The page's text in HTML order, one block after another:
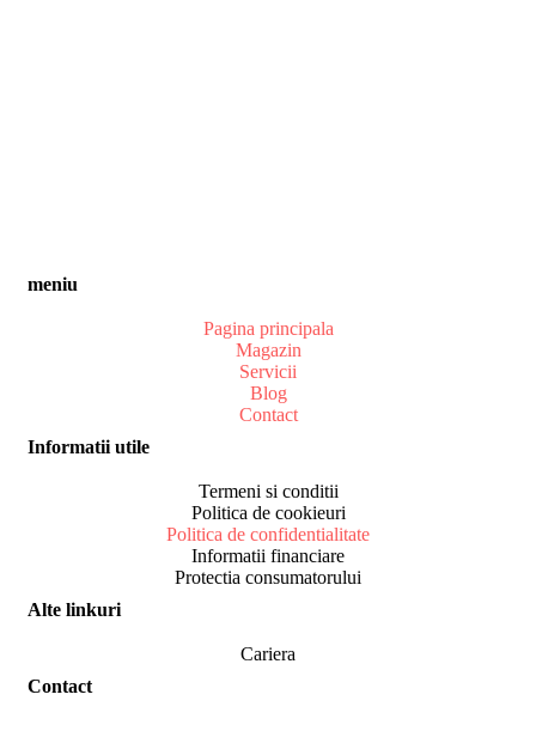
meniu
Pagina principala
Magazin
Servicii
Blog
Contact
Informatii utile
Termeni si conditii
Politica de cookieuri
Politica de confidentialitate
Informatii financiare
Protectia consumatorului
Alte linkuri
Cariera
Contact